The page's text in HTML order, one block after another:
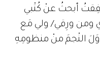
أبحثُ عنْ كُتْبي
ومن ورِقي/ ولي مَع
النْجمَ منْ منظومِهِ